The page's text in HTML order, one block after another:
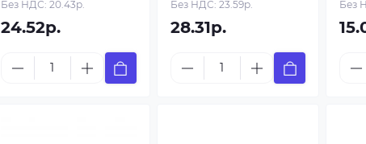
Без НДС: 20.43р.
24.52р.
Без НДС: 23.59р.
28.31р.
Без